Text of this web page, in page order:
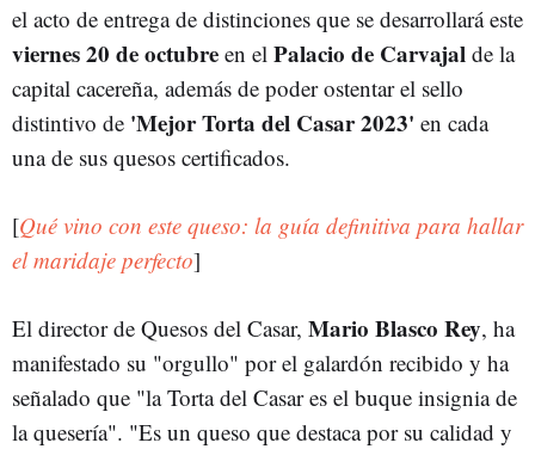
el acto de entrega de distinciones que se desarrollará este
viernes 20 de octubre en el Palacio de Carvajal de la
capital cacereña, además de poder ostentar el sello
distintivo de 'Mejor Torta del Casar 2023' en cada
una de sus quesos certificados.
[Qué vino con este queso: la guía definitiva para hallar
el maridaje perfecto]
El director de Quesos del Casar, Mario Blasco Rey, ha
manifestado su "orgullo" por el galardón recibido y ha
señalado que "la Torta del Casar es el buque insignia de
la quesería". "Es un queso que destaca por su calidad y